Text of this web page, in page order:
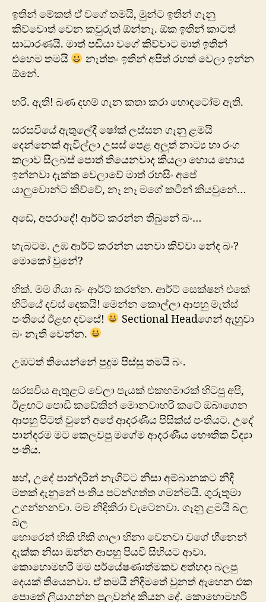
ඉතින් මේකත් ඒ වගේ තමයි, මුන්ට ඉතින් ගෑනු
කිව්වොත් වෙන කවුරුත් ඕන්නෑ. ඕක ඉතින් කාටත්
සාධාරණයි. මාත් පඬියා වගේ කිව්වාට මාත් ඉතින්
එහෙම තමයි
නැත්තං ඉතින් අපිත් රහත් වෙලා ඉන්න
ඕ‍නේ.
හරි. ඇති! බණ දහම් ගැන කතා කරා හොඳටෝම ඇති.
සරසවියේ ඇතුලේදී ෂෝක් ලස්සන ගෑනු ළමයි
දෙන්නෙක් ඇවිල්ලා උසස් පෙළ අලුත් නාට්‍ය හා රංග
කලාව සිලබස් පොත් තියෙනවාද කියලා හොය හොය
ඉන්නවා දැක්ක වෙලාවේ මාත් රහසිං අපේ
යාලුවොන්ට කිව්වේ, නෑ නෑ මගේ කටින් කියවුනේ…
අඩේ, අපරාදේ! ආර්ට් කරන්න තිබුනේ බං…
හැබටම. උඹ ආර්ට් කරන්න යනවා කිව්වා නේද බං?
මොකෝ වුනේ?
හික්. මම ගියා බං ආර්ට් කරන්න. ආර්ට් සෙක්ෂන් එකේ
හිටියේ දවස් දෙකයි! මෙන්න කොල්ලා ආපහු මැත්ස්
පංතියේ ඊළඟ දවසේ!
Sectional Headගෙන් ඇහුවා
බං නැති වෙන්න.
උඹටත් තියෙන්නේ පුදුම පිස්සු තමයි බං.
සරසවි‍ය ඇතුළට වෙලා පැයක් එකහමාරක් හිටපු අපි,
ඊළඟට පොඩි කඩේකින් මොනවාහරි කටේ ඔබාගෙන
ආපහු පිටත් වුනේ අපේ ආදරණීය පිසික්ස් පංතියට. උදේ
පාන්දරම මට කෙලවපු මගේම ආදරණීය භෞතික විද්‍යා
පංතිය.
ෂහ්, උදේ පාන්දරින් නැගිට්ට නිසා අම්බානකට නිදි
මතක් දැනුනේ පංතිය පටන්ගත්ත ගමන්මයි. ගුරුතුමා
උගන්නනවා. මම නිදිකිරා වැටෙනවා. ‍ගෑනු ළමයි බල
බල
හොරෙන් හිකි හිකි ගාලා හිනා වෙනවා වගේ හීනෙන්
දැක්ක නිසා ඔන්න ආපහු පියවි සිහියට ආවා.
කොහොමහරි මම පර්යේෂණාත්මකව අත්හදා බලපු
දෙයක් තියෙනවා. ඒ තමයි නිදිමතේ වුනත් ඇහෙන එක
පොතේ ලියාගන්න පුලුවන්ද කියන දේ. කොහොමහරි